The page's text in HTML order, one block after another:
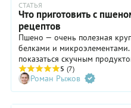
СТАТЬЯ
Что приготовить с
рецептов
Пшено — очень полезная
белками и
показаться скучным
обращении, она
Кроме молочной каши из нее
безглютеновую выпечку.
с пшеном для будней и
5 (7)
Роман Рыжов